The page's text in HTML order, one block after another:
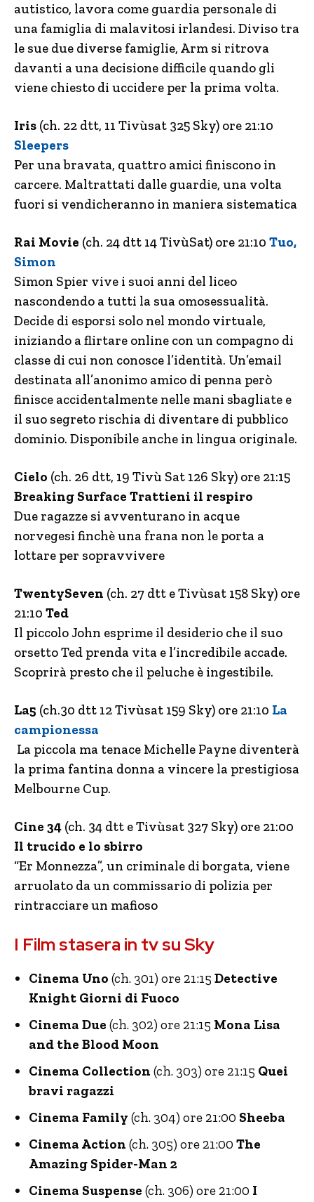
autistico, lavora come guardia personale di
una famiglia di malavitosi irlandesi. Diviso tra
le sue due diverse famiglie, Arm si ritrova
davanti a una decisione difficile quando gli
viene chiesto di uccidere per la prima volta.
Iris (ch. 22 dtt, 11 Tivùsat 325 Sky) ore 21:10
Sleepers
Per una bravata, quattro amici finiscono in
carcere. Maltrattati dalle guardie, una volta
fuori si vendicheranno in maniera sistematica
Rai Movie (ch. 24 dtt 14 TivùSat) ore 21:10 Tuo,
Simon
Simon Spier vive i suoi anni del liceo
nascondendo a tutti la sua omosessualità.
Decide di esporsi solo nel mondo virtuale,
iniziando a flirtare online con un compagno di
classe di cui non conosce l’identità. Un’email
destinata all’anonimo amico di penna però
finisce accidentalmente nelle mani sbagliate e
il suo segreto rischia di diventare di pubblico
dominio. Disponibile anche in lingua originale.
Cielo (ch. 26 dtt, 19 Tivù Sat 126 Sky) ore 21:15
Breaking Surface Trattieni il respiro
Due ragazze si avventurano in acque
norvegesi finchè una frana non le porta a
lottare per sopravvivere
TwentySeven (ch. 27 dtt e Tivùsat 158 Sky) ore
21:10 Ted
Il piccolo John esprime il desiderio che il suo
orsetto Ted prenda vita e l’incredibile accade.
Scoprirà presto che il peluche è ingestibile.
La5 (ch.30 dtt 12 Tivùsat 159 Sky) ore 21:10 La
campionessa
La piccola ma tenace Michelle Payne diventerà
la prima fantina donna a vincere la prestigiosa
Melbourne Cup.
Cine 34 (ch. 34 dtt e Tivùsat 327 Sky) ore 21:00
Il trucido e lo sbirro
“Er Monnezza”, un criminale di borgata, viene
arruolato da un commissario di polizia per
rintracciare un mafioso
I Film stasera in tv su Sky
Cinema Uno (ch. 301) ore 21:15 Detective
Knight Giorni di Fuoco
Cinema Due (ch. 302) ore 21:15 Mona Lisa
and the Blood Moon
Cinema Collection (ch. 303) ore 21:15 Quei
bravi ragazzi
Cinema Family (ch. 304) ore 21:00 Sheeba
Cinema Action (ch. 305) ore 21:00 The
Amazing Spider-Man 2
Cinema Suspense (ch. 306) ore 21:00 I